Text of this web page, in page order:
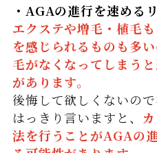
・AGAの進行を速める
エクステや増毛・植毛
を感じられるものも多
毛がなくなってしまう
があります。
後悔して欲しくないの
はっきり言いますと、
法を行うことがAGAの